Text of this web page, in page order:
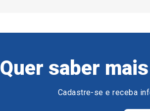
Quer saber
Cadastre-se e receba